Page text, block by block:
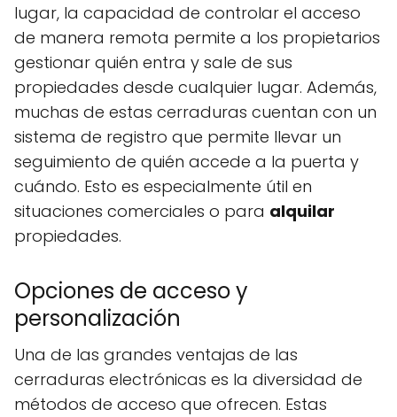
lugar, la capacidad de controlar el acceso
de manera remota permite a los propietarios
gestionar quién entra y sale de sus
propiedades desde cualquier lugar. Además,
muchas de estas cerraduras cuentan con un
sistema de registro que permite llevar un
seguimiento de quién accede a la puerta y
cuándo. Esto es especialmente útil en
situaciones comerciales o para alquilar
propiedades.
Opciones de acceso y
personalización
Una de las grandes ventajas de las
cerraduras electrónicas es la diversidad de
métodos de acceso que ofrecen. Estas